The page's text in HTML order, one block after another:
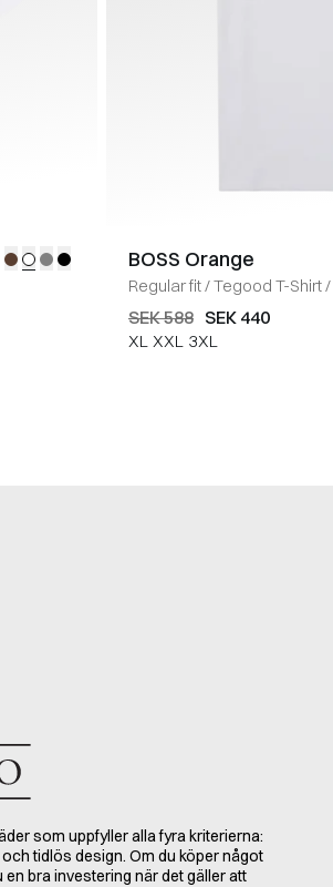
BOSS Orange
Regular fit/Tegood T-Shirt/
SEK 588 SEK 440
XL XXL 3XL
som uppfyller alla fyra kriterierna:
tidlös design. Om du köper något
bra investering när det gäller att